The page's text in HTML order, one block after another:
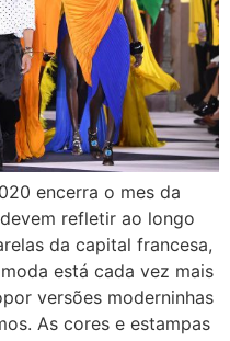
encerra o mes da
refletir ao longo
da capital francesa,
está cada vez mais
versões moderninhas
As cores e estampas